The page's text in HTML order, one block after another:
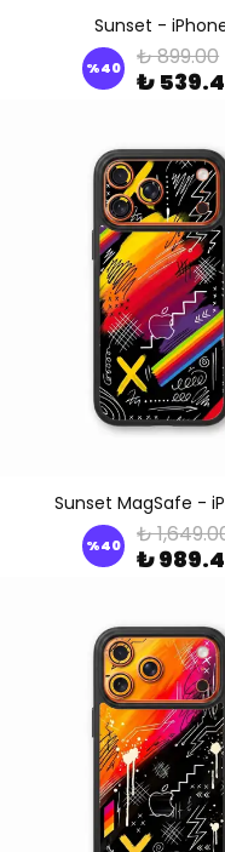
Sunset -
%40 ₺ 899.00
₺
Sunset MagSafe -
%40 ₺
₺